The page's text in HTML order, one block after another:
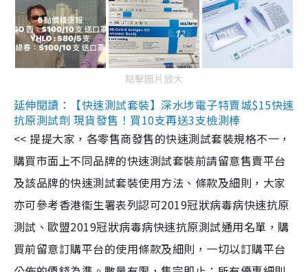
點擊圖片放大
延伸閱讀：【快速測試套裝】深水埗電子特賣城$15快速
抗原測試劑 現貨發售！買10支再送3支檢測棒
<< 提提大家，各零售商發售的快速測試套裝規格不一，
購買市面上不同品牌的快速測試套裝前請留意售賣平台
及該品牌的快速測試套裝使用方法、條款及細則，大家
亦可參考香港衞生署表列認可2019冠狀病毒病快速抗原
測試、歐盟2019冠狀病毒病快速抗原測試通用名單，購
買前留意訂購平台的使用條款及細則，一切以訂購平台